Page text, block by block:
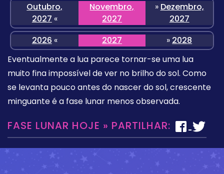
Outubro,
2027 «
Novembro,
2027
» Dezembro,
2027
2026 « 2027 » 2028
Eventualmente a lua parece tornar-se uma lua
muito fina impossível de ver no brilho do sol. Como
se levanta pouco antes do nascer do sol, crescente
minguante é a fase lunar menos observada.
FASE LUNAR HOJE » PARTILHAR: